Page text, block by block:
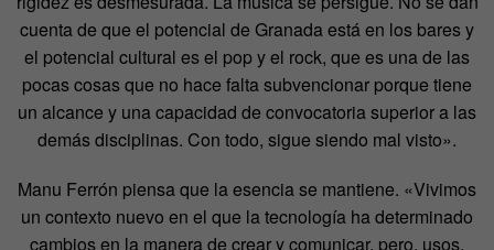
cuenta de que el potencial de Granada está en los bares y
el potencial cultural es el pop y el rock, que es una de las
pocas cosas que no hace falta subvencionar porque tiene
un alcance y una capacidad de convocatoria superior a las
demás disciplinas. Con todo, sigue siendo mal visto».
Manu Ferrón piensa que la esencia se mantiene. «Vivimos
un contexto nuevo en el que la tecnología ha determinado
cambios en la manera de crear y comunicar, pero, usos,